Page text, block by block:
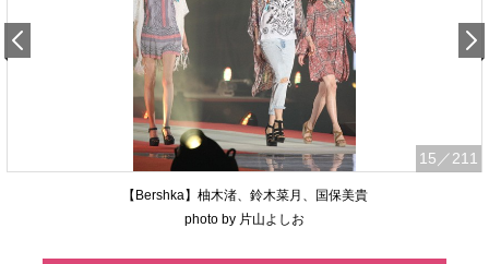
15 ／211
【Bershka】柚木渚、鈴木菜月、国保美貴
photo by 片山よしお